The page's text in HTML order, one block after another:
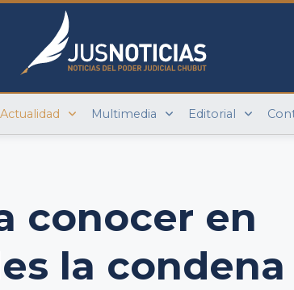
Actualidad Multimedia Editorial
conocer en
la condena